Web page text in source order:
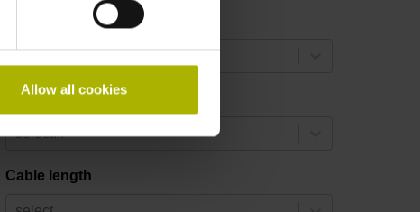
Allow all cookies
Electrical connection
Connecting direction
select...
Cable length